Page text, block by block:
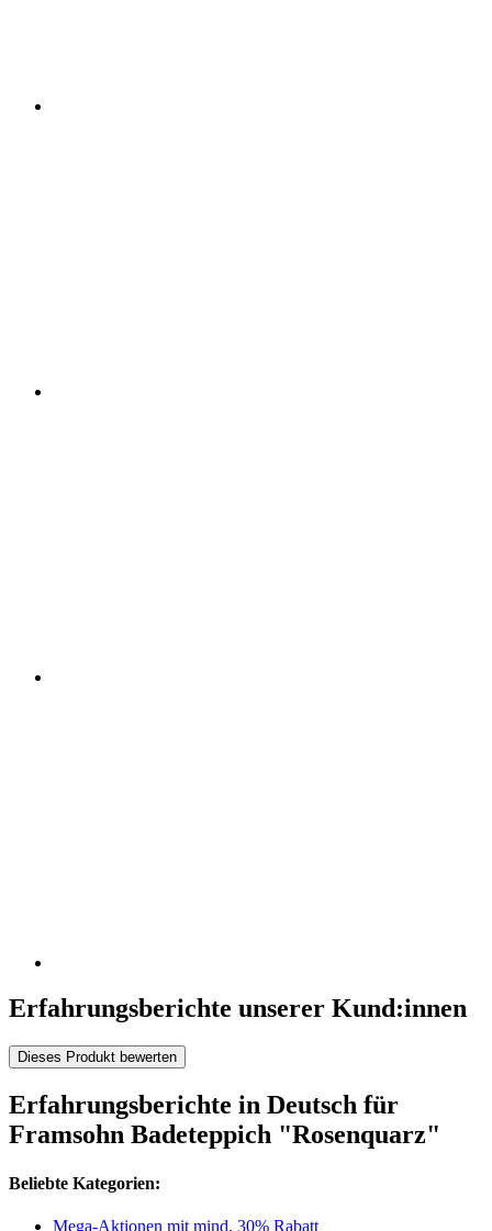
Erfahrungsberichte unserer Kund:innen
Dieses Produkt bewerten
Erfahrungsberichte in Deutsch für
Framsohn Badeteppich "Rosenquarz"
Beliebte Kategorien:
Mega-Aktionen mit mind. 30% Rabatt